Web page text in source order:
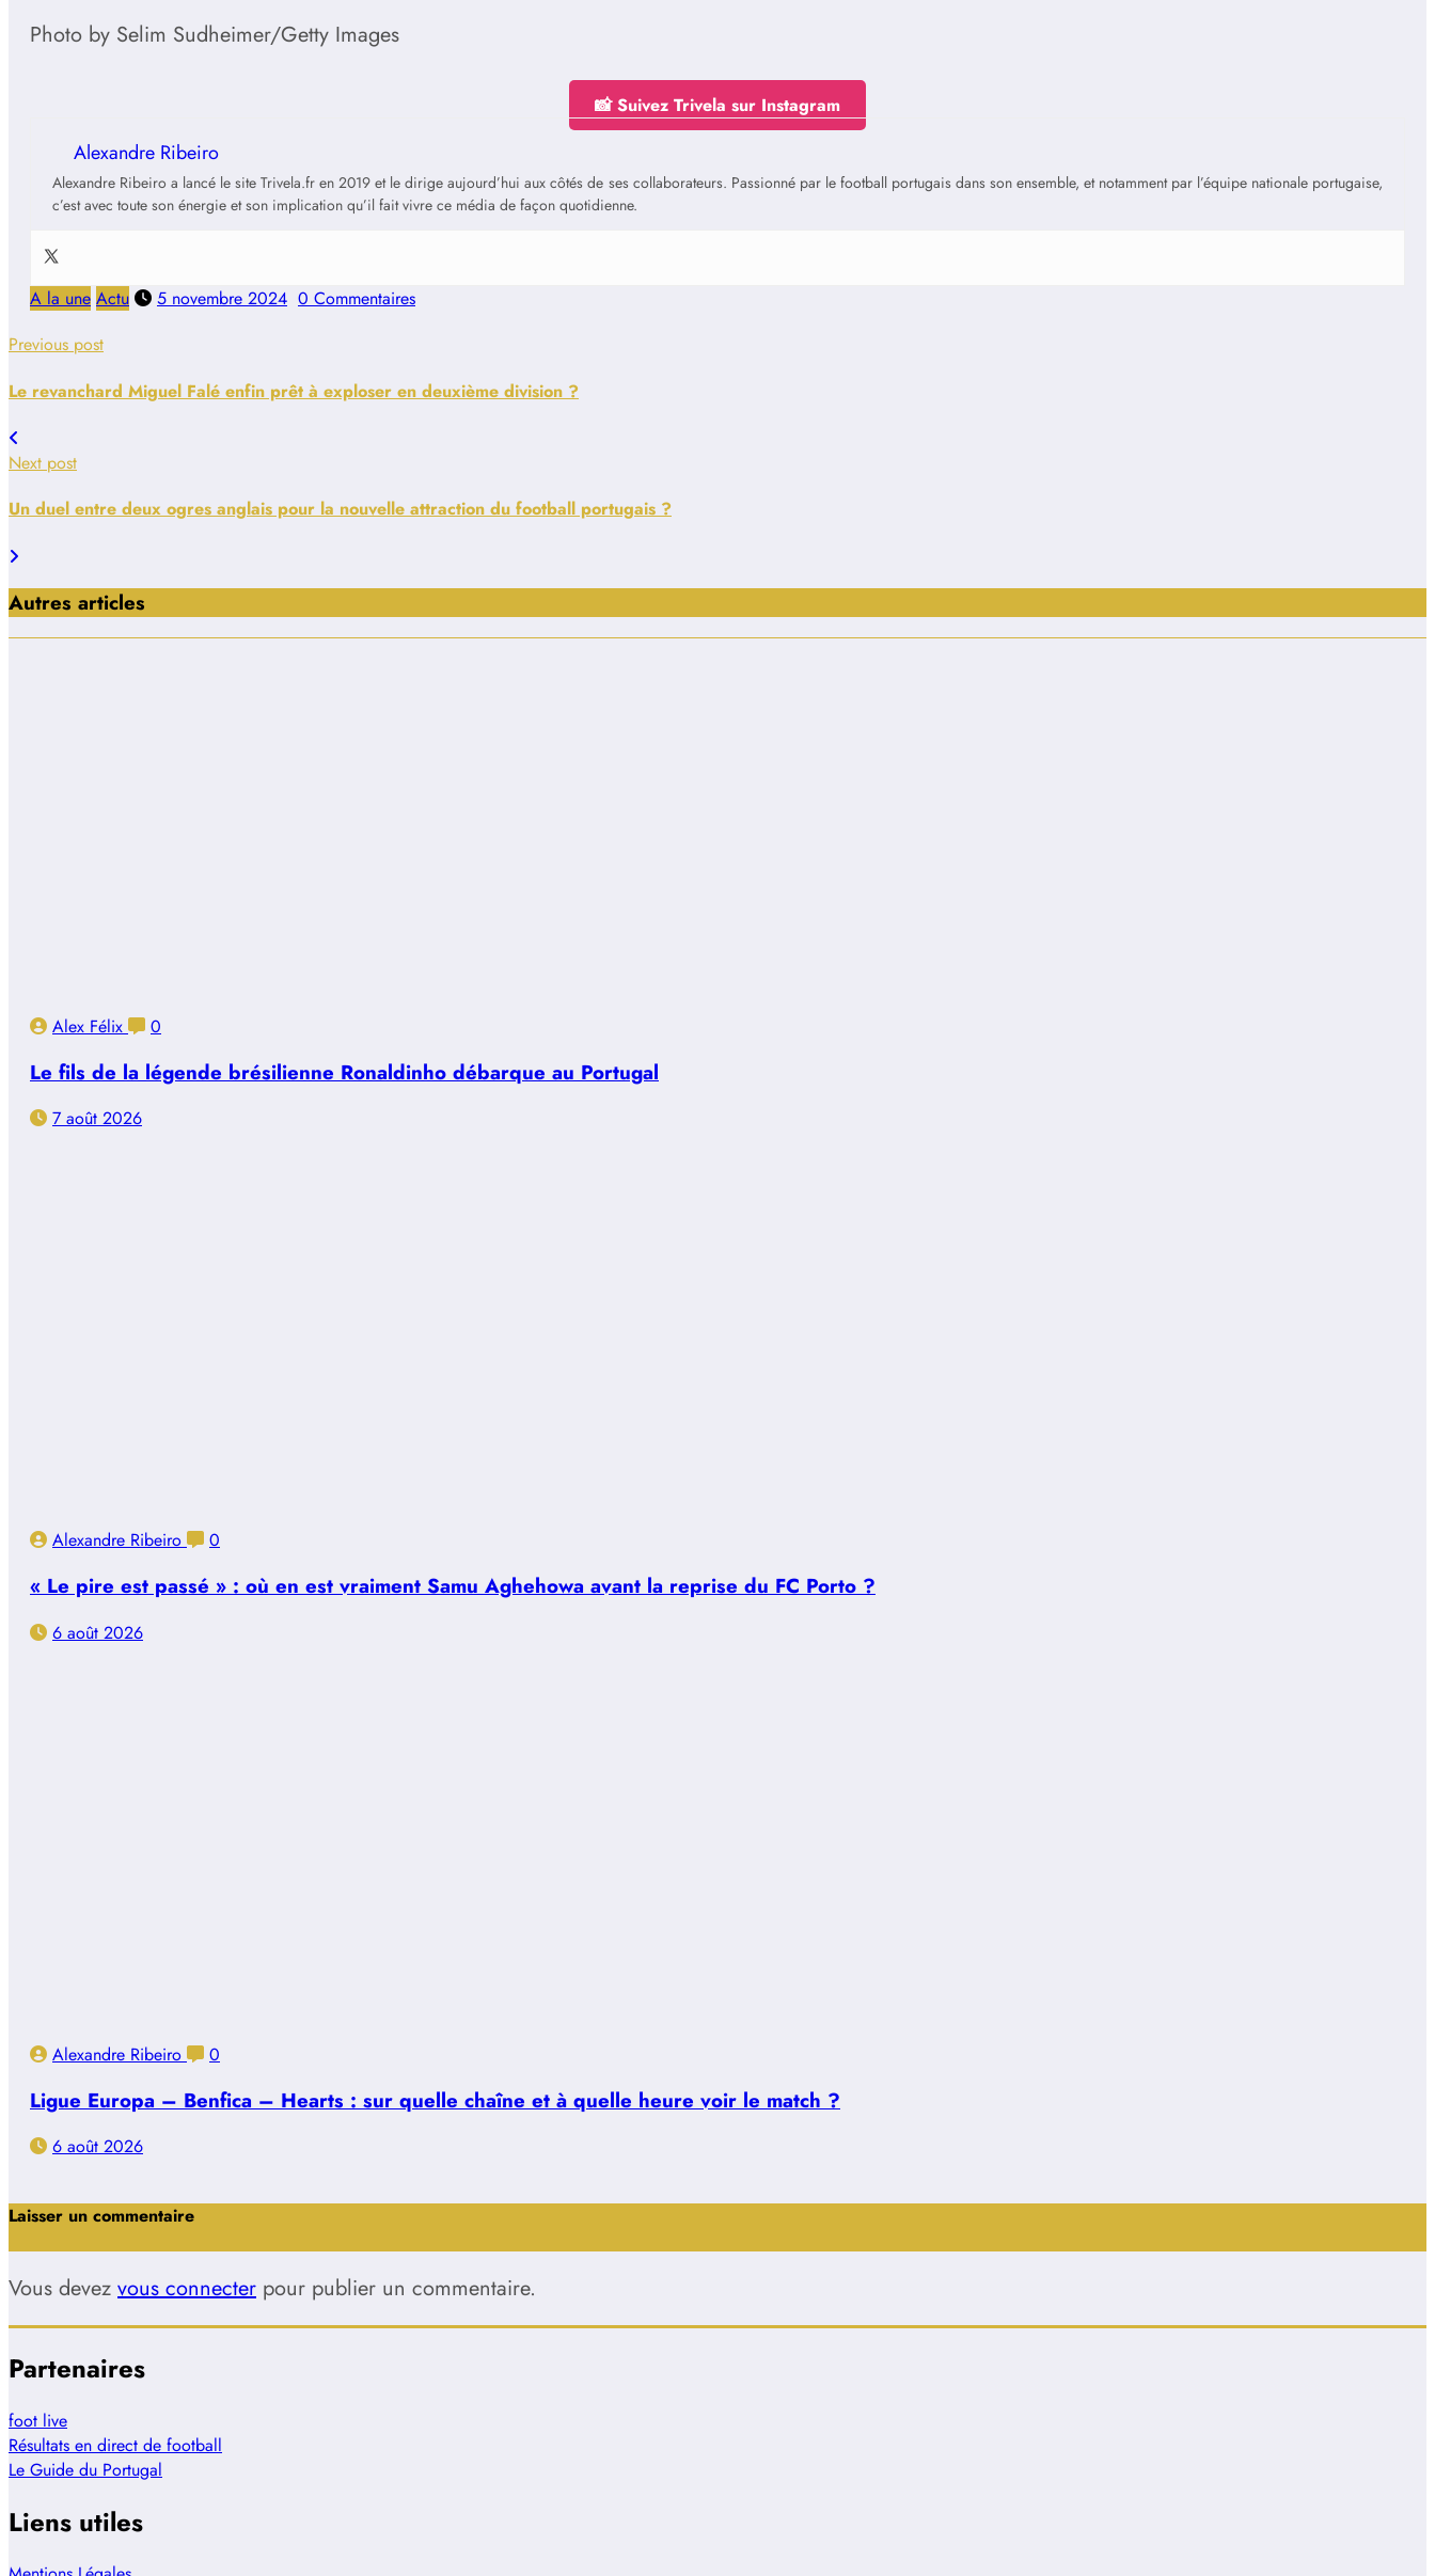
Photo by Selim Sudheimer/Getty Images
📸 Suivez Trivela sur Instagram
Alexandre Ribeiro
Alexandre Ribeiro a lancé le site Trivela.fr en 2019 et le dirige aujourd’hui aux côtés de ses collaborateurs. Passionné par le football portugais dans son ensemble, et notamment par l’équipe nationale portugaise,
c’est avec toute son énergie et son implication qu’il fait vivre ce média de façon quotidienne.
A la une Actu 5 novembre 2024 0 Commentaires
Previous post
Le revanchard Miguel Falé enfin prêt à exploser en deuxième division ?
Next post
Un duel entre deux ogres anglais pour la nouvelle attraction du football portugais ?
Autres articles
Alex Félix 0
Le fils de la légende brésilienne Ronaldinho débarque au Portugal
7 août 2026
Alexandre Ribeiro 0
« Le pire est passé » : où en est vraiment Samu Aghehowa avant la reprise du FC Porto ?
6 août 2026
Alexandre Ribeiro 0
Ligue Europa – Benfica – Hearts : sur quelle chaîne et à quelle heure voir le match ?
6 août 2026
Laisser un commentaire
Vous devez vous connecter pour publier un commentaire.
Partenaires
foot live
Résultats en direct de football
Le Guide du Portugal
Liens utiles